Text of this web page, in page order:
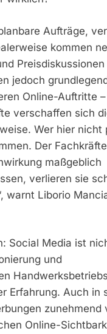
Kraftfahrzeug
Aufträge,
kommen
Preisdiskussionen
jedoch
Online-Auftritte
verschaffen sich
Wer hier nicht
Der
maßgeblich
verlieren sie
warnt Liborio
Social Media ist
und
Erfahrung. Auch in
zunehmend
Online-